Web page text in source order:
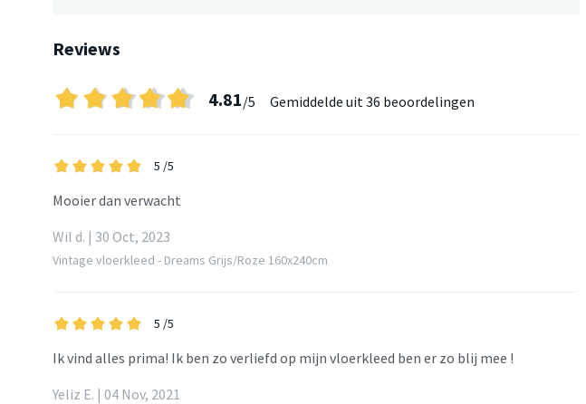
Reviews
4.81/5 Gemiddelde uit36 beoordelingen
5 /5
Mooier dan verwacht
Wil d. | 30 Oct, 2023
Vintage vloerkleed - Dreams Grijs/Roze 160x240cm
5 /5
Ik vind alles prima! Ik ben zo verliefd op mijn vloerkleed ben er zo blij mee !
Yeliz E. | 04 Nov, 2021